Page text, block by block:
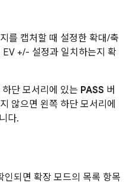
를 캡처할 때 설정한 확대/축
+/- 설정과 일치하는지 확
단 모서리에 있는 PASS 버
않으면 왼쪽 하단 모서리에
다.
인되면 확장 모드의 목록 항목